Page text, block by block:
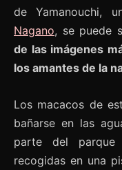
de Yamanouchi,
Nagano, se puede
de las imágenes
los amantes de la
Los macacos de
bañarse en las
parte del parque
recogidas en una